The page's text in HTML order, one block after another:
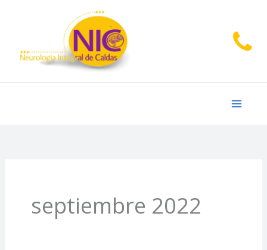
septiembre 2022